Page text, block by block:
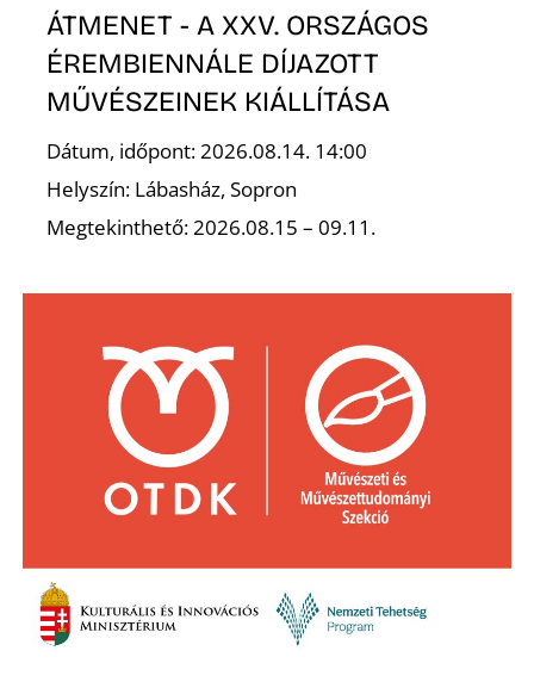
ÁTMENET - A XXV. ORSZÁGOS
ÉREMBIENNÁLE DÍJAZOTT
MŰVÉSZEINEK KIÁLLÍTÁSA
Dátum, időpont: 2026.08.14. 14:00
Helyszín: Lábasház, Sopron
Megtekinthető: 2026.08.15 – 09.11.